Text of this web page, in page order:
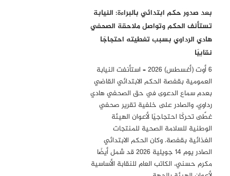
بعد صدور حكم ابتدائي بالبراءة: النيابة
تستأنف الحكم وتواصل ملاحقة الصحفي
هادي الرداوي بسبب تغطيته احتجاجًا
نقابيًا
6 أوت (أغسطس) 2026 – استأنفت النيابة
العمومية بقفصة الحكم الابتدائي القاضي
بعدم سماع الدعوى في حق الصحفي هادي
رداوي، والصادر على خلفية تقرير صحفي
غطّى تحركًا احتجاجيًا لأعوان الهيئة
الوطنية للسلامة الصحية للمنتجات
الغذائية بقفصة. وكان الحكم الابتدائي
الصادر يوم 14 جويلية 2026 قد شمل أيضًا
مكرم حسني، الكاتب العام للنقابة الأساسية